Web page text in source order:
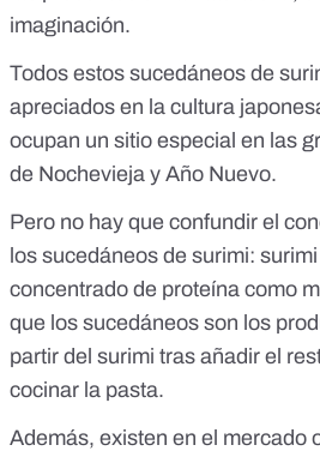
imaginación.
Todos estos sucedáneos de
apreciados en la cultura
ocupan un sitio especial en las
de Nochevieja y Año Nuevo.
Pero no hay que confundir el
los sucedáneos de surimi:
concentrado de proteína como
que los sucedáneos son los
partir del surimi tras añadir el
cocinar la pasta.
Además, existen en el mercado